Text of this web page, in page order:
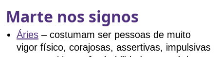
Marte nos signos
Áries – costumam ser pessoas de muito
vigor físico, corajosas, assertivas, impulsivas